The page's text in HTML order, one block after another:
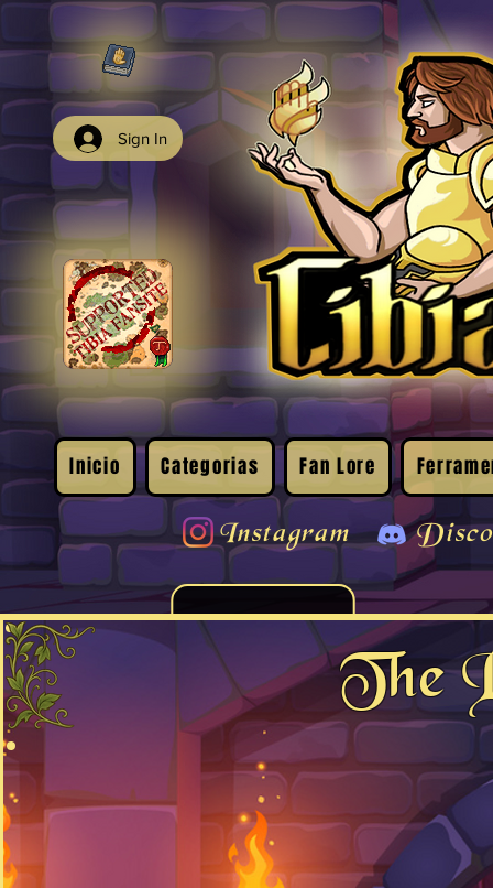
Sign In
Inicio Categorias Fan Lore
Instagram
The